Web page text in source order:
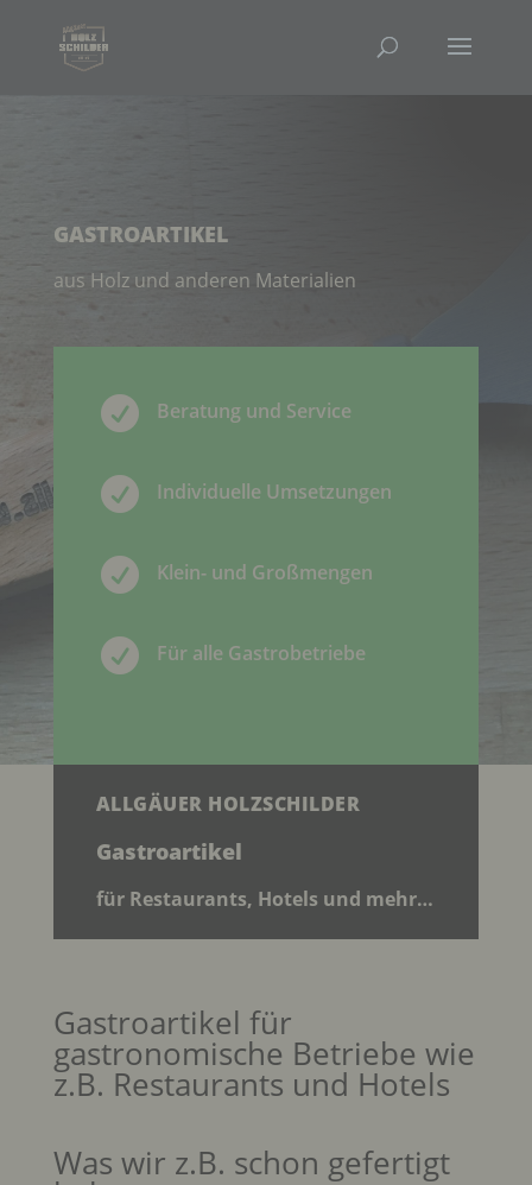
GASTROARTIKEL
aus Holz und anderen Materialien
 Beratung und Service
 Individuelle Umsetzungen
 Klein- und Großmengen
 Für alle Gastrobetriebe
ALLGÄUER HOLZSCHILDER
Gastroartikel
für Restaurants, Hotels und mehr…
Gastroartikel für
gastronomische Betriebe wie
z.B. Restaurants und Hotels
Was wir z.B. schon gefertigt